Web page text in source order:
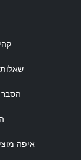
איפה